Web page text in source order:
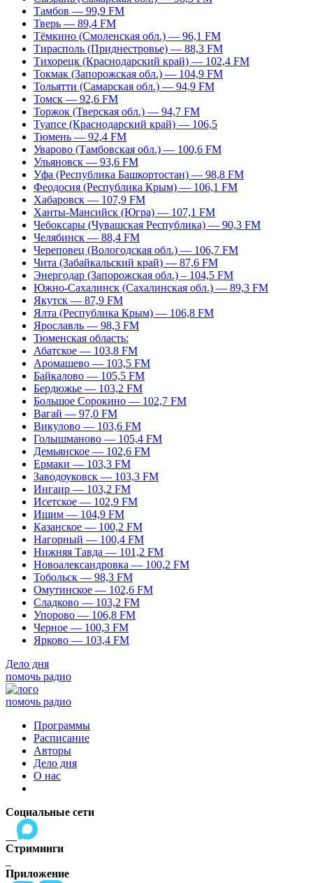
Тамбов — 99,9 FM
Тверь — 89,4 FM
Тёмкино (Смоленская обл.) — 96,1 FM
Тирасполь (Приднестровье) — 88,3 FM
Тихорецк (Краснодарский край) — 102,4 FM
Токмак (Запорожская обл.) — 104,9 FM
Тольятти (Самарская обл.) — 94,9 FM
Томск — 92,6 FM
Торжок (Тверская обл.) — 94,7 FM
Туапсе (Краснодарский край) — 106,5
Тюмень — 92,4 FM
Уварово (Тамбовская обл.) — 100,6 FM
Ульяновск — 93,6 FM
Уфа (Республика Башкортостан) — 98,8 FM
Феодосия (Республика Крым) — 106,1 FM
Хабаровск — 107,9 FM
Ханты-Мансийск (Югра) — 107,1 FM
Чебоксары (Чувашская Республика) — 90,3 FM
Челябинск — 88,4 FM
Череповец (Вологодская обл.) — 106,7 FM
Чита (Забайкальский край) — 87,6 FM
Энергодар (Запорожская обл.) – 104,5 FM
Южно-Сахалинск (Сахалинская обл.) — 89,3 FM
Якутск — 87,9 FM
Ялта (Республика Крым) — 106,8 FM
Ярославль — 98,3 FM
Тюменская область:
Абатское — 103,8 FM
Аромашево — 103,5 FM
Байкалово — 105,5 FM
Бердюжье — 103,2 FM
Большое Сорокино — 102,7 FM
Вагай — 97,0 FM
Викулово — 103,6 FM
Голышманово — 105,4 FM
Демьянское — 102,6 FM
Ермаки — 103,3 FM
Заводоуковск — 103,3 FM
Ингаир — 103,2 FM
Исетское — 102,9 FM
Ишим — 104,9 FM
Казанское — 100,2 FM
Нагорный — 100,4 FM
Нижняя Тавда — 101,2 FM
Новоалександровка — 100,2 FM
Тобольск — 98,3 FM
Омутинское — 102,6 FM
Сладково — 103,2 FM
Упорово — 106,8 FM
Черное — 100,3 FM
Ярково — 103,4 FM
Дело дня
помочь радио
помочь радио
Программы
Расписание
Авторы
Дело дня
О нас
Социальные сети
Стриминги
Приложение